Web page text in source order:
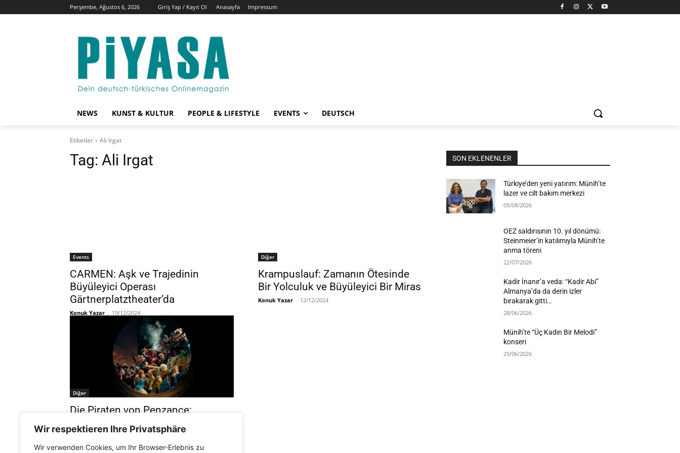
Wir respektieren Ihre Privatsphäre
Wir verwenden Cookies, um Ihr Browser-Erlebnis zu
Perşembe, Ağustos 6, 2026 Giriş Yap / Kayıt Ol Anasayfa Impressum
NEWS KUNST & KULTUR PEOPLE & LIFESTYLE EVENTS DEUTSCH
Etiketler Ali Irgat
Tag: Ali Irgat
Events
CARMEN: Aşk ve Trajedinin
Büyüleyici Operası
Gärtnerplatztheater’da
Konuk Yazar - 19/12/2024
Diğer
Krampuslauf: Zamanın Ötesinde
Bir Yolculuk ve Büyüleyici Bir Miras
Konuk Yazar - 12/12/2024
Diğer
Die Piraten von Penzance:
Münih’te macera ve mizah dolu bir
gece
Konuk Yazar - 30/11/2024
SON EKLENENLER
Türkiye’den yeni yatırım: Münih’te
lazer ve cilt bakım merkezi
05/08/2026
OEZ saldırısının 10. yıl dönümü:
Steinmeier’in katılımıyla Münih’te
anma töreni
22/07/2026
Kadir İnanır’a veda: “Kadir Abi”
Almanya’da da derin izler
bırakarak gitti…
28/06/2026
Münih’te “Üç Kadın Bir Melodi”
konseri
25/06/2026